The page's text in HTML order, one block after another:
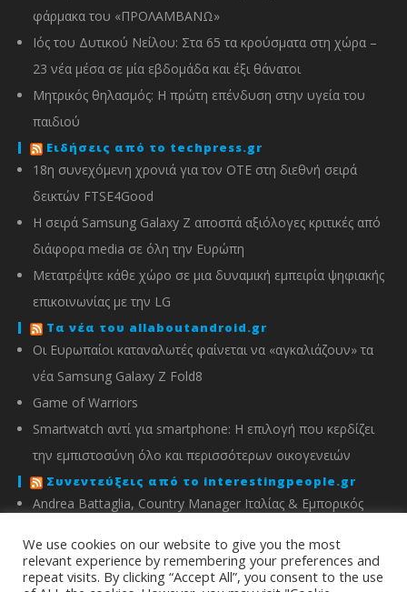
φάρμακα του «ΠΡΟΛΑΜΒΑΝΩ»
Ιός του Δυτικού Νείλου: Στα 65 τα κρούσματα στη χώρα –
23 νέα μέσα σε μία εβδομάδα και έξι θάνατοι
Μητρικός θηλασμός: Η πρώτη επένδυση στην υγεία του
παιδιού
Ειδήσεις από το techpress.gr
18η συνεχόμενη χρονιά για τον ΟΤΕ στη διεθνή σειρά
δεικτών FTSE4Good
Η σειρά Samsung Galaxy Z αποσπά αξιόλογες κριτικές από
διάφορα media σε όλη την Ευρώπη
Μετατρέψτε κάθε χώρο σε μια δυναμική εμπειρία ψηφιακής
επικοινωνίας με την LG
Τα νέα του allaboutandroid.gr
Οι Ευρωπαίοι καταναλωτές φαίνεται να «αγκαλιάζουν» τα
νέα Samsung Galaxy Z Fold8
Game of Warriors
Smartwatch αντί για smartphone: Η επιλογή που κερδίζει
την εμπιστοσύνη όλο και περισσότερων οικογενειών
Συνεντεύξεις από το interestingpeople.gr
Andrea Battaglia, Country Manager Ιταλίας & Εμπορικός
IMOU
Μιχάλης Χειμώνας, Γενικός Διευθυντής ΣΦΕΕ
We use cookies on our website to give you the most
relevant experience by remembering your preferences and
repeat visits. By clicking “Accept All”, you consent to the use